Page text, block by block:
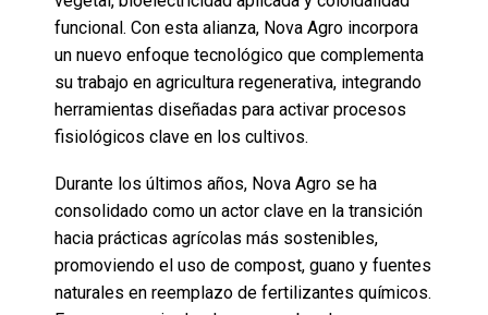
funcional. Con esta alianza, Nova Agro incorpora
un nuevo enfoque tecnológico que complementa
su trabajo en agricultura regenerativa, integrando
herramientas diseñadas para activar procesos
fisiológicos clave en los cultivos.
Durante los últimos años, Nova Agro se ha
consolidado como un actor clave en la transición
hacia prácticas agrícolas más sostenibles,
promoviendo el uso de compost, guano y fuentes
naturales en reemplazo de fertilizantes químicos.